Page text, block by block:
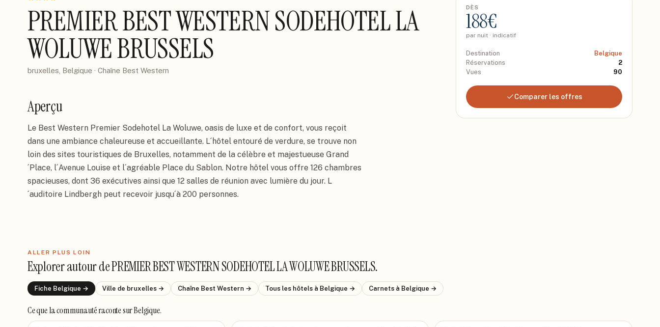
PREMIER BEST WESTERN SODEHOTEL LA
WOLUWE BRUSSELS
bruxelles, Belgique · Chaîne Best Western
Aperçu
Le Best Western Premier Sodehotel La Woluwe, oasis de luxe et de confort, vous reçoit
dans une ambiance chaleureuse et accueillante. L´hôtel entouré de verdure, se trouve non
loin des sites touristiques de Bruxelles, notamment de la célèbre et majestueuse Grand
´Place, l´Avenue Louise et l´agréable Place du Sablon. Notre hôtel vous offre 126 chambres
spacieuses, dont 36 exécutives ainsi que 12 salles de réunion avec lumière du jour. L
´auditoire Lindbergh peut recevoir jusqu´à 200 personnes.
DÈS
188€
par nuit · indicatif
Destination
Belgique
Réservations
2
Vues
90
Comparer les offres
ALLER PLUS LOIN
Explorer autour dePREMIER BEST WESTERN SODEHOTEL LA WOLUWE BRUSSELS.
Fiche Belgique → Ville de bruxelles → Chaîne Best Western → Tous les hôtels à Belgique → Carnets à Belgique →
Ce que la communauté racontesur Belgique.